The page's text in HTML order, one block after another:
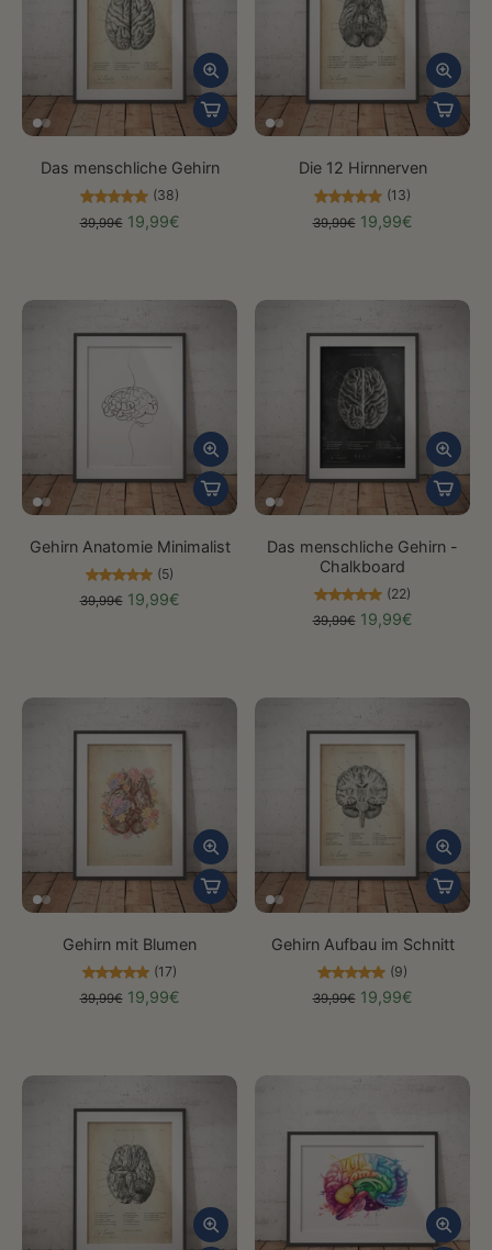
Das menschliche Gehirn
(38)
39,99€ 19,99€
Die 12 Hirnnerven
(13)
39,99€ 19,99€
Gehirn Anatomie Minimalist
(5)
39,99€ 19,99€
Das menschliche Gehirn -
Chalkboard
(22)
39,99€ 19,99€
Gehirn mit Blumen
(17)
39,99€ 19,99€
Gehirn Aufbau im Schnitt
(9)
39,99€ 19,99€